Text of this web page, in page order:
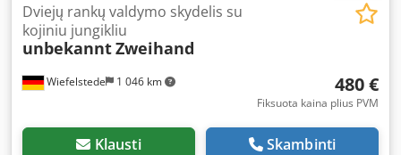
Wiefelstede 1 046 km
Dviejų rankų valdymo skydelis su
kojiniu jungikliu
unbekanntZweihand
480 €
Fiksuota kaina plius PVM
Klausti Skambinti